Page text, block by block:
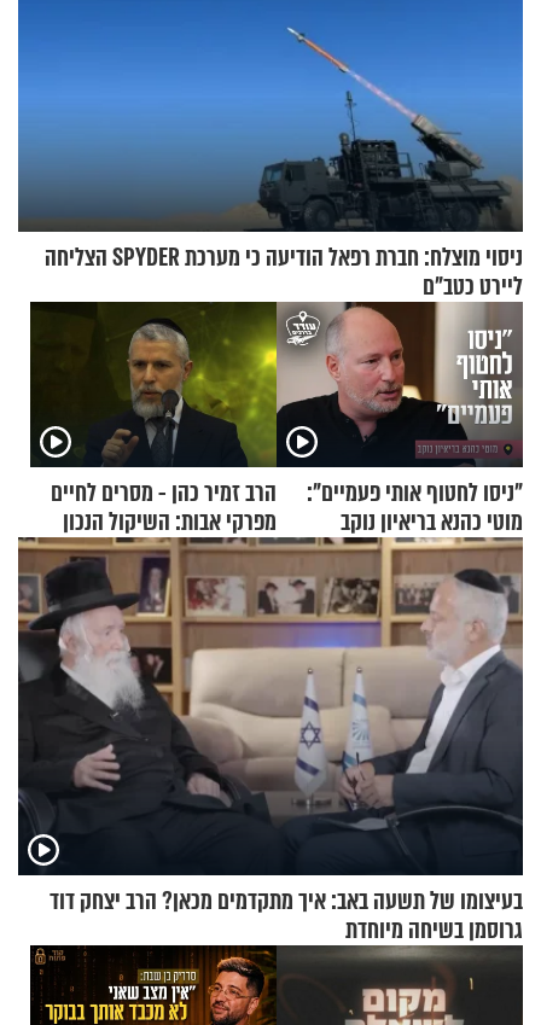
ניסוי מוצלח: חברת רפאל הודיעה כי מערכת SPYDER הצליחה
ליירט כטב"ם
"ניסו לחטוף אותי פעמיים":
מוטי כהנא בריאיון נוקב
הרב זמיר כהן - מסרים לחיים
מפרקי אבות: השיקול הנכון
בעיצומו של תשעה באב: איך מתקדמים מכאן? הרב יצחק דוד
גרוסמן בשיחה מיוחדת